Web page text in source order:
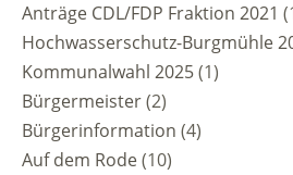
Anträge CDL/FDP Fraktion 2021
Hochwasserschutz-Burgmühle
Kommunalwahl 2025(1)
Bürgermeister(2)
Bürgerinformation (4)
Auf dem Rode(10)